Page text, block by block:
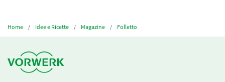
Home Idee e Ricette Magazine Folletto